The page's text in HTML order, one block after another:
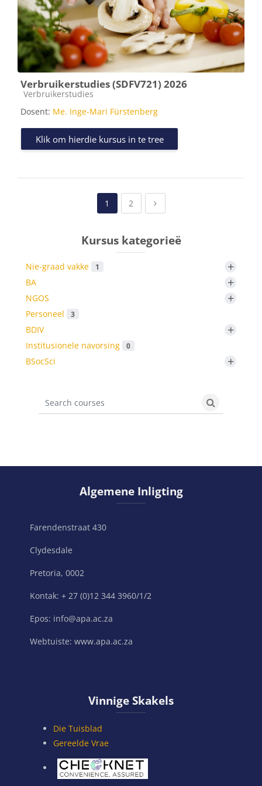
Verbruikerstudies (SDFV721) 2026
Kursus kategorie
Verbruikerstudies
Dosent: Me. Inge-Mari Fürstenberg
Klik om hierdie kursus in te tree
1 2 (current)Next page
Kursus kategorieë
Nie-graad vakke 1 +
BA +
NGOS +
Personeel 3
BDIV +
Institusionele navorsing 0
BSocSci +
Search courses
Search
Algemene Inligting
Farendenstraat 430
Clydesdale
Pretoria, 0002
Kontak: + 27 (0)12 344 3960/1/2
Epos: info@apa.ac.za
Webtuiste: www.apa.ac.za
Vinnige Skakels
Die Tuisblad
Gereelde Vrae